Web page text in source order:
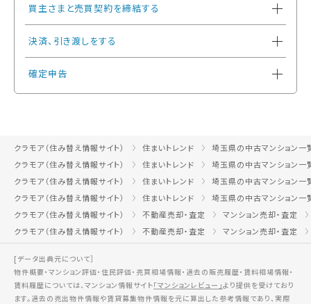
買主さまと売買契約を締結する
決済、引き渡しをする
確定申告
クラモア（住み替え情報サイト） 住まいトレンド
埼玉県の中古マンション一
クラモア（住み替え情報サイト）
住まいトレンド
埼玉県の中古マンション一
クラモア（住み替え情報サイト）
住まいトレンド
埼玉県の中古マンション一
クラモア（住み替え情報サイト）
住まいトレンド
埼玉県の中古マンション一
クラモア（住み替え情報サイト）
不動産売却・査定
マンション売却・査定
クラモア（住み替え情報サイト）
不動産売却・査定 マンション売却・査定
[データ出典元について］
物件概要・マンション評価・住民評価・売買相場情報・過去の販売履歴・賃料相場情報・
賃料履歴については、マンション情報サイト「マンションレビュー」より提供を受けており
ます。過去の売出物件情報や賃貸募集物件情報を元に算出した参考情報であり、実際